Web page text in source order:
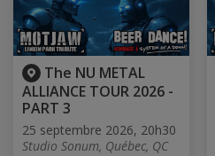
The NU METAL
ALLIANCE TOUR 2026 -
PART 3
25 septembre 2026, 20h30
Studio Sonum, Québec, QC